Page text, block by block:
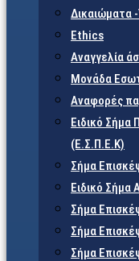
Δικαιώματα
Ethics
Αναγγελία
Μονάδα
Αναφορές
Ειδικό Σήμα
(Ε.Σ.Π.Ε.Κ)
Σήμα
Ειδικό Σήμα
Σήμα
Σήμα
Σήμα